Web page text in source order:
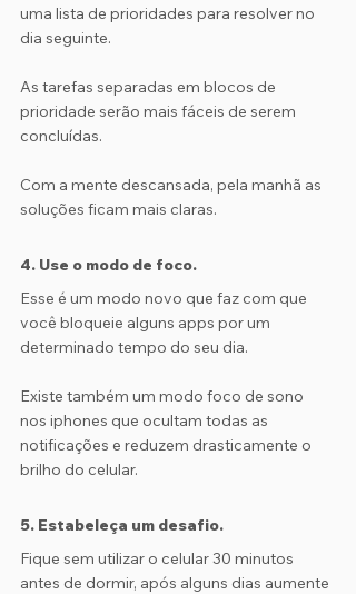
uma lista de prioridades para resolver no
dia seguinte.
As tarefas separadas em blocos de
prioridade serão mais fáceis de serem
concluídas.
Com a mente descansada, pela manhã as
soluções ficam mais claras.
4. Use o modo de foco.
Esse é um modo novo que faz com que
você bloqueie alguns apps por um
determinado tempo do seu dia.
Existe também um modo foco de sono
nos iphones que ocultam todas as
notificações e reduzem drasticamente o
brilho do celular.
5. Estabeleça um desafio.
Fique sem utilizar o celular 30 minutos
antes de dormir, após alguns dias aumente